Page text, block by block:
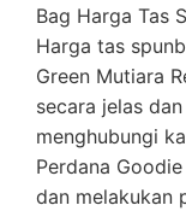
Bag Harga Tas
Harga tas
Green Mutiara
secara jelas
menghubungi
Perdana
dan melakukan